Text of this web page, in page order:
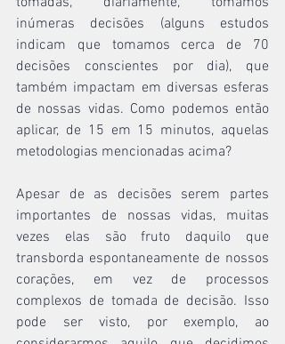
inúmeras decisões (alguns estudos
indicam que tomamos cerca de 70
decisões conscientes por dia), que
também impactam em diversas esferas
de nossas vidas. Como podemos então
aplicar, de 15 em 15 minutos, aquelas
metodologias mencionadas acima?
Apesar de as decisões serem partes
importantes de nossas vidas, muitas
vezes elas são fruto daquilo que
transborda espontaneamente de nossos
corações, em vez de processos
complexos de tomada de decisão. Isso
pode ser visto, por exemplo, ao